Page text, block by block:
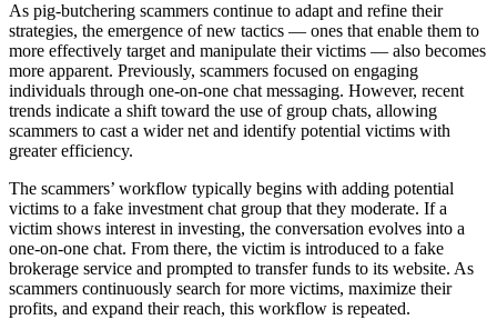
As pig-butchering scammers continue to adapt and refine their
strategies, the emergence of new tactics — ones that enable them to
more effectively target and manipulate their victims — also becomes
more apparent. Previously, scammers focused on engaging
individuals through one-on-one chat messaging. However, recent
trends indicate a shift toward the use of group chats, allowing
scammers to cast a wider net and identify potential victims with
greater efficiency.
The scammers’ workflow typically begins with adding potential
victims to a fake investment chat group that they moderate. If a
victim shows interest in investing, the conversation evolves into a
one-on-one chat. From there, the victim is introduced to a fake
brokerage service and prompted to transfer funds to its website. As
scammers continuously search for more victims, maximize their
profits, and expand their reach, this workflow is repeated.